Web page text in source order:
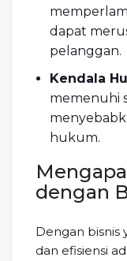
dapat
pelanggan.
Kendala
memenuhi
hukum.
dengan
Dengan bisnis
dan efisiensi